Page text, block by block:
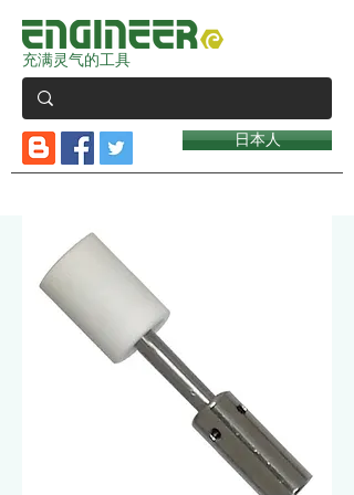
充满灵气的工具
日本人